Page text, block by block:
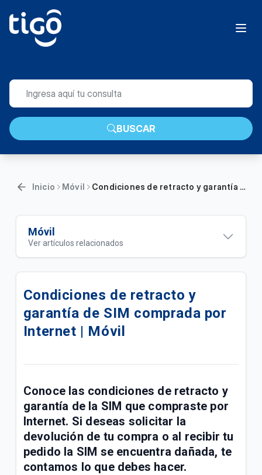
BUSCAR
Inicio Móvil Condiciones de retracto y garantía de SIM comprada por Internet | Móvil
Móvil
Ver artículos relacionados
¿Cómo saber si mi línea prepago Tigo se
Venta de celulares libres en Tigo | Móvil
¿Cómo configurar la red 4G Sony LTE Tigo? | Móvil
¿Cómo configurar la red 4G Motorola LTE Tigo? |
¿Cómo llega mi factura después de reactivar mi
línea móvil? | Móvil
Lo que debes saber para pasarte a prepago si
tienes una deuda pendiente en tu plan | Móvil
Condiciones de retracto y
garantía de SIM comprada por
Internet | Móvil
Conoce las condiciones de retracto y
garantía de la SIM que compraste por
Internet. Si deseas solicitar la
devolución de tu compra o al recibir tu
pedido la SIM se encuentra dañada, te
contamos lo que debes hacer.